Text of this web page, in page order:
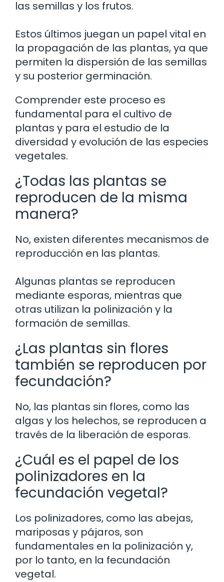
las semillas y los frutos.
Estos últimos juegan un papel vital en
la propagación de las plantas, ya que
permiten la dispersión de las semillas
y su posterior germinación.
Comprender este proceso es
fundamental para el cultivo de
plantas y para el estudio de la
diversidad y evolución de las especies
vegetales.
¿Todas las plantas se
reproducen de la misma
manera?
No, existen diferentes mecanismos de
reproducción en las plantas.
Algunas plantas se reproducen
mediante esporas, mientras que
otras utilizan la polinización y la
formación de semillas.
¿Las plantas sin flores
también se reproducen por
fecundación?
No, las plantas sin flores, como las
algas y los helechos, se reproducen a
través de la liberación de esporas.
¿Cuál es el papel de los
polinizadores en la
fecundación vegetal?
Los polinizadores, como las abejas,
mariposas y pájaros, son
fundamentales en la polinización y,
por lo tanto, en la fecundación
vegetal.